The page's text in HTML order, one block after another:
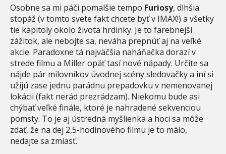
Osobne sa mi páči pomalšie tempo Furiosy, dlhšia
stopáž (v tomto svete fakt chcete byť v IMAX!) a všetky
tie kapitoly okolo života hrdinky. Je to farebnejší
zážitok, ale nebojte sa, neváha prepnúť aj na veľké
akcie. Paradoxne tá najväčšia naháňačka dorazí v
strede filmu a Miller opäť tasí nové nápady. Určite sa
nájde pár milovníkov úvodnej scény sledovačky a iní si
užijú zase jednu parádnu prepadovku v nemenovanej
lokácii (fakt nerád prezrádzam). Niekomu bude asi
chýbať veľké finále, ktoré je nahradené sekvenciou
pomsty. To je aj ústredná myšlienka a hoci sa môže
zdať, že na dej 2,5-hodinového filmu je to málo,
nedajte sa zmiasť.